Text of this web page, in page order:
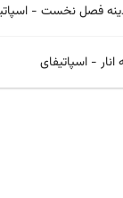
فصل نخست -
- اسپاتیفای